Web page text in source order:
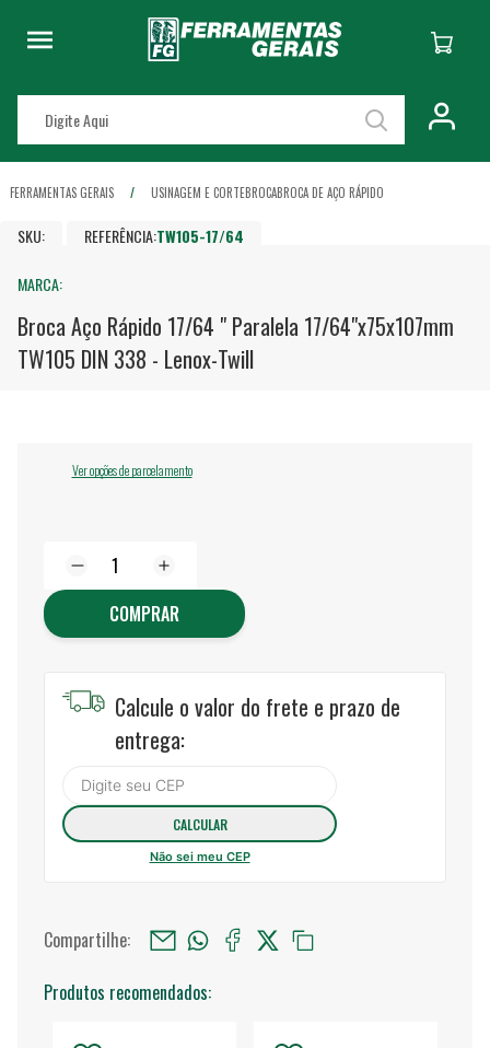
FERRAMENTAS GERAIS USINAGEM E CORTEBROCABROCA DE AÇO RÁPIDO
SKU: REFERÊNCIA:TW105-17/64
MARCA:
Broca Aço Rápido 17/64 " Paralela 17/64"x75x107mm
TW105 DIN 338 - Lenox-Twill
Ver opções de parcelamento
COMPRAR
Calcule o valor do frete e prazo de
entrega:
Não sei meu CEP
Compartilhe:
Produtos recomendados: